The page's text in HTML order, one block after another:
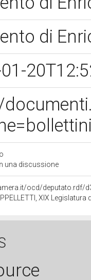
di
una discussione
ocd/deputato.rdf/
XIX Legislatura